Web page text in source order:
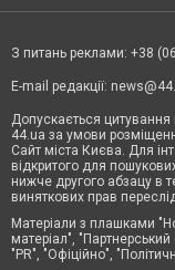
З питань реклами: +38
E-mail редакції:
Допускається цитування
44.ua за умови
Сайт міста Києва. Для
відкритого для
нижче другого абзацу в
виняткових прав
Матеріали з плашками
матеріал", "Партнерський
"PR", "Офіційно",